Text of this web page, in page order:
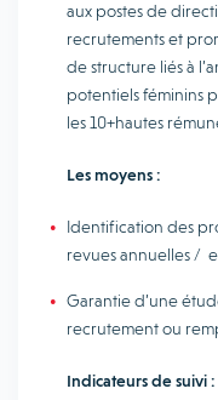
aux postes de
recrutements et
de structure liés à
potentiels féminins
les 10+hautes
Les moyens :
Identification des
revues annuelles /
Garantie d’une
recrutement ou
Indicateurs de suivi :